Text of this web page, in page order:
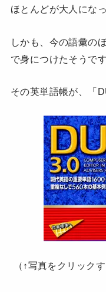
ほとんどが大人にな
しかも、今の語彙の
で身につけたそうです
その英単語帳が、「
（↑写真をクリック